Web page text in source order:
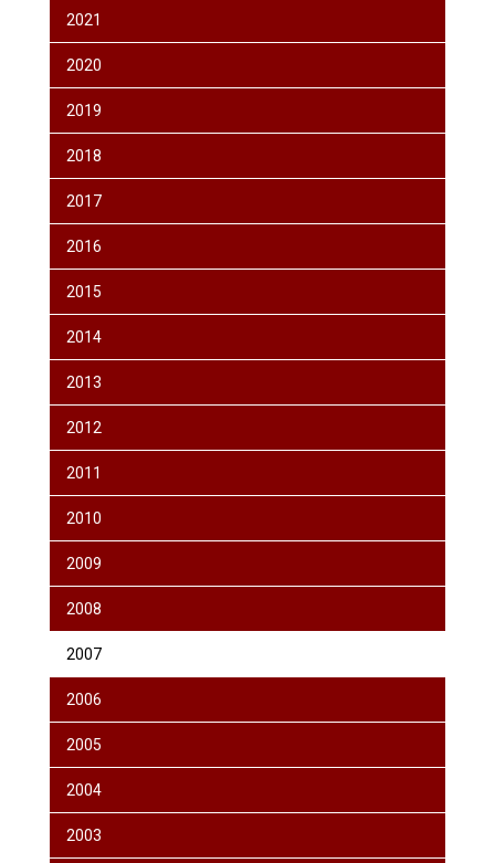
2021
2020
2019
2018
2017
2016
2015
2014
2013
2012
2011
2010
2009
2008
2007
2006
2005
2004
2003